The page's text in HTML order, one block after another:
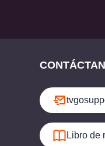
Libro de